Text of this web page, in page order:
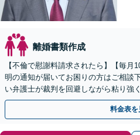
離婚書類作成
【不倫で慰謝料請求されたら】【毎月
明の通知が届いてお困りの方はご相談
い弁護士が裁判を回避しながら粘り強
相談可(予約制)】【全国対応】
料金表を